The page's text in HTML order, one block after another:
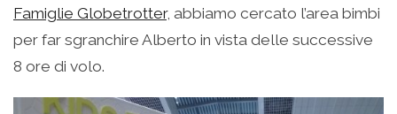
Famiglie Globetrotter, abbiamo cercato l’area bimbi
per far sgranchire Alberto in vista delle successive
8 ore di volo.